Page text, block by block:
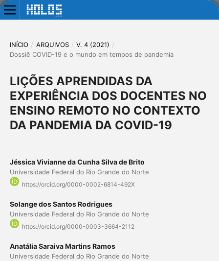
INÍCIO / ARQUIVOS / V. 4 (2021) /
Dossiê COVID-19 e o mundo em tempos de pandemia
LIÇÕES APRENDIDAS DA
EXPERIÊNCIA DOS DOCENTES NO
ENSINO REMOTO NO CONTEXTO
DA PANDEMIA DA COVID-19
Jéssica Vivianne da Cunha Silva de Brito
Universidade Federal do Rio Grande do Norte
https://orcid.org/0000-0002-6814-492X
Solange dos Santos Rodrigues
Universidade Federal do Rio Grande do Norte
https://orcid.org/0000-0003-3664-2112
Anatália Saraiva Martins Ramos
Universidade Federal do Rio Grande do Norte